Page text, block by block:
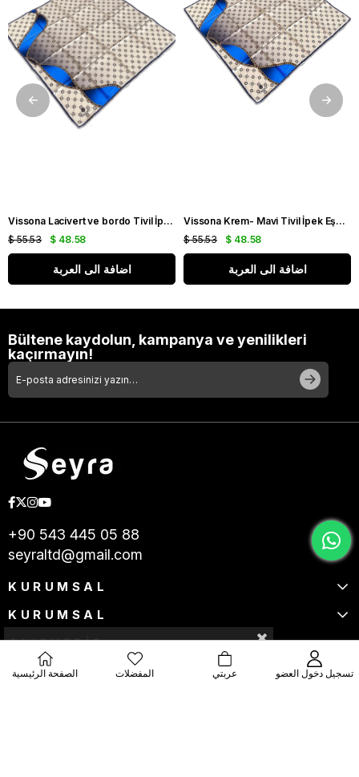
Vissona Lacivert ve bordo Tivil İpek Eşarp ISTDGN51333-0033-0018
$ 48.58
$ 55.53
اضافة الى العربة
Vissona Krem- Mavi Tivil İpek Eşarp ISTDGN51333-0003-0032
$ 48.58
$ 55.53
اضافة الى العربة
Bültene kaydolun, kampanya ve yenilikleri
kaçırmayın!
+90 543 445 05 88
seyraltd@gmail.com
KURUMSAL
KURUMSAL
ALIŞVERİŞ
الصفحة الرئيسية المفضلات عربتي تسجيل دخول العضو